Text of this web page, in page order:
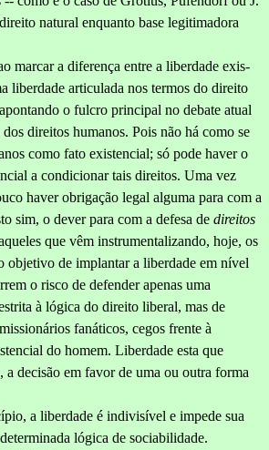
natural enquanto base legitimadora
marcar a diferença entre a liberdade exis­
liberdade articulada nos termos do direito
o fulcro principal no debate atual
direitos humanos. Pois não há como se
como fato existencial; só pode haver o
a condicionar tais direitos. Uma vez
haver obrigação legal alguma para com a
sim, o dever para com a defesa de direitos
que vêm instrumentalizando, hoje, os
objetivo de implantar a liberdade em nível
o risco de defender apenas uma
à lógica do direito liberal, mas de
fanáticos, cegos frente à
do homem. Liberdade esta que
a decisão em favor de uma ou outra forma
a liberdade é indivisível e impede sua
lógica de sociabilidade.